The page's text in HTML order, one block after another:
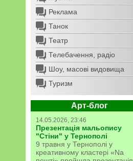
Реклама
Танок
Театр
Телебачення, радіо
Шоу, масові видовища
Туризм
Арт-блог
14.05.2026, 23:46
Презентація мальопису
"Стіни" у Тернополі
9 травня у Тернополі у
креативному кластері «Na